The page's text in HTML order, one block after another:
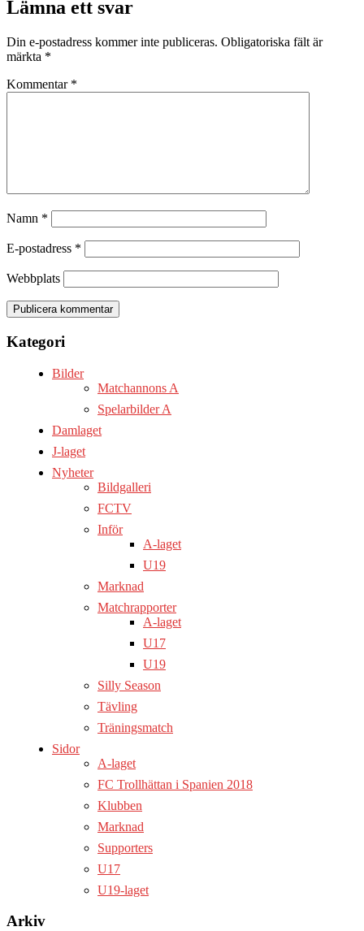
Lämna ett svar
Din e-postadress kommer inte publiceras. Obligatoriska fält är
märkta *
Kommentar *
Namn *
E-postadress *
Webbplats
Kategori
Bilder
Matchannons A
Spelarbilder A
Damlaget
J-laget
Nyheter
Bildgalleri
FCTV
Inför
A-laget
U19
Marknad
Matchrapporter
A-laget
U17
U19
Silly Season
Tävling
Träningsmatch
Sidor
A-laget
FC Trollhättan i Spanien 2018
Klubben
Marknad
Supporters
U17
U19-laget
Arkiv